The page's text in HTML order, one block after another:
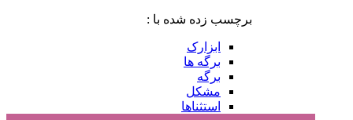
برچسب زده شده با :
ابزارک
برگه ها
برگه
مشکل
استثناها